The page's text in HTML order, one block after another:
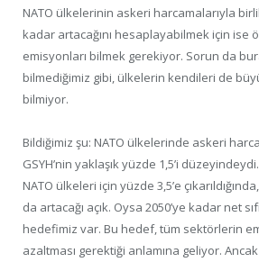
NATO ülkelerinin askeri harcamalarıyla
kadar artacağını hesaplayabilmek için ise
emisyonları bilmek gerekiyor. Sorun da
bilmediğimiz gibi, ülkelerin kendileri de
bilmiyor.
Bildiğimiz şu: NATO ülkelerinde askeri
GSYH’nin yaklaşık yüzde 1,5’i
NATO ülkeleri için yüzde 3,5’e
da artacağı açık. Oysa 2050’ye kadar net
hedefimiz var. Bu hedef, tüm sektörlerin
azaltması gerektiği anlamına geliyor.